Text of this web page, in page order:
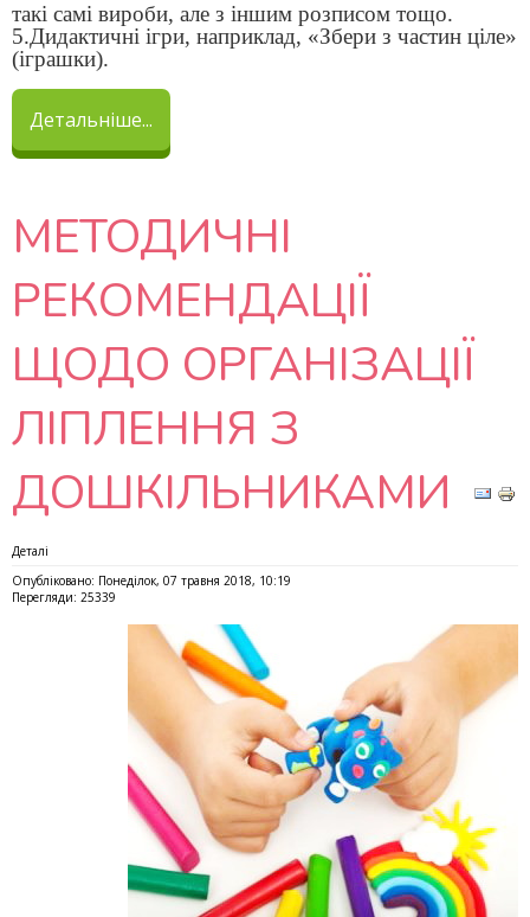
такі самі вироби, але з іншим розписом тощо.
5.Дидактичні ігри, наприклад, «Збери з частин ціле»
(іграшки).
Детальніше...
МЕТОДИЧНІ
РЕКОМЕНДАЦІЇ
ЩОДО ОРГАНІЗАЦІЇ
ЛІПЛЕННЯ З
ДОШКІЛЬНИКАМИ
Деталі
Опубліковано: Понеділок, 07 травня 2018, 10:19
Перегляди: 25339